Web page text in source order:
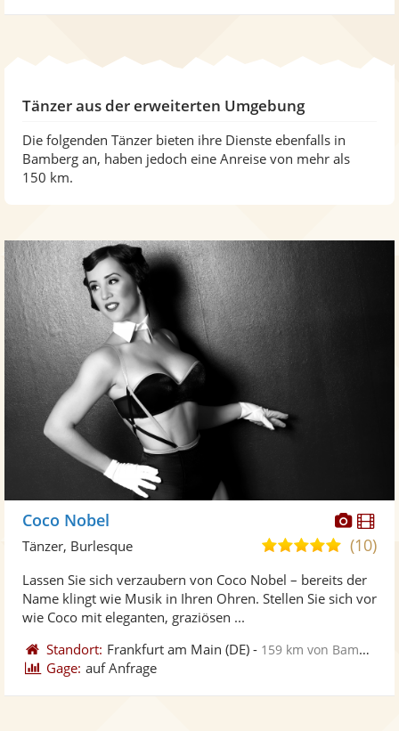
Tänzer aus der erweiterten Umgebung
Die folgenden Tänzer bieten ihre Dienste ebenfalls in
Bamberg an, haben jedoch eine Anreise von mehr als
150 km.
Fotos
Coco Nobel
5,0
5
(10)
Tänzer, Burlesque
Lassen Sie sich verzaubern von Coco Nobel – bereits der
Name klingt wie Musik in Ihren Ohren. Stellen Sie sich vor
wie Coco mit eleganten, graziösen ...
Standort: Frankfurt am Main (DE) - 159 km von Bamberg
Gage: auf Anfrage